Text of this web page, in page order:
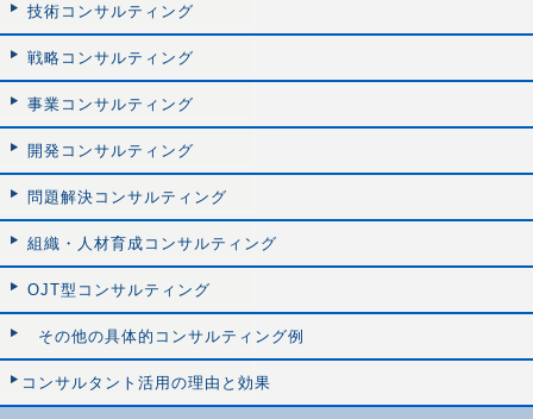
技術コンサルティング
戦略コンサルティング
事業コンサルティング
開発コンサルティング
問題解決コンサルティング
組織・人材育成コンサルティング
OJT型コンサルティング
その他の具体的コンサルティング例
コンサルタント活用の理由と効果